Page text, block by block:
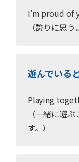
I’m proud of
（誇りに思
遊んでいる
Playing
（一緒に遊
す。）